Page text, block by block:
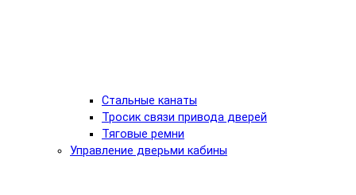
Стальные канаты
Тросик связи привода дверей
Тяговые ремни
Управление дверьми кабины